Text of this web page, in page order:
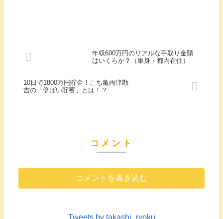
年収600万円のリアルな手取り金額
はいくらか？（単身・都内在住）
10日で1800万円貯金！こち亀両津勘
吉の「倍ばい貯蓄」とは！？
コメント
コメントを書き込む
Tweets by takashi_ryoku